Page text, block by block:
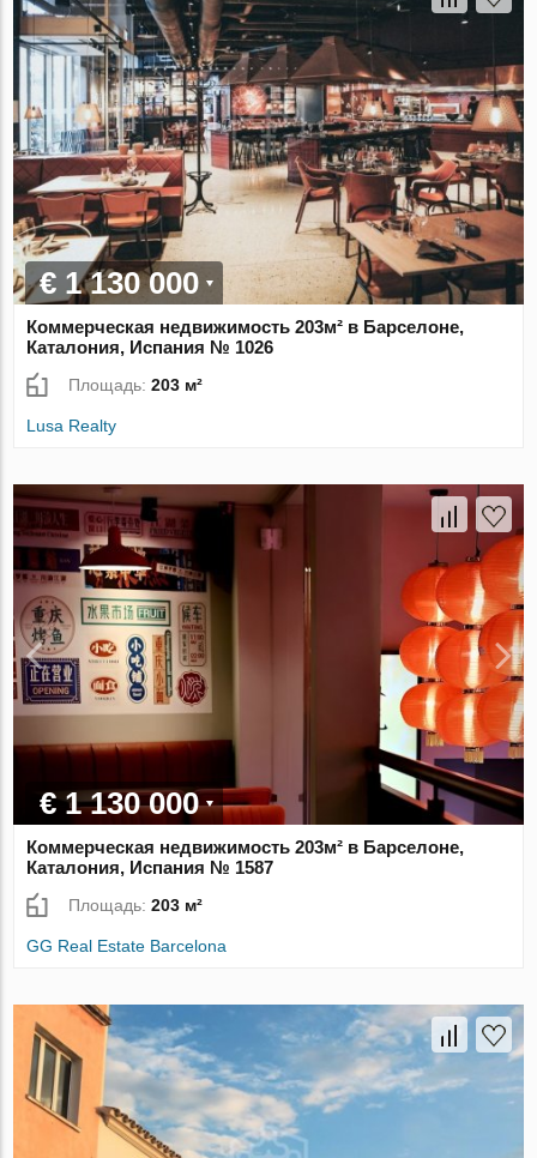
€ 1 130 000
Коммерческая недвижимость 203м² в Барселоне,
Каталония, Испания № 1026
Площадь:203 м²
Lusa Realty
€ 1 130 000
Коммерческая недвижимость 203м² в Барселоне,
Каталония, Испания № 1587
Площадь:203 м²
GG Real Estate Barcelona